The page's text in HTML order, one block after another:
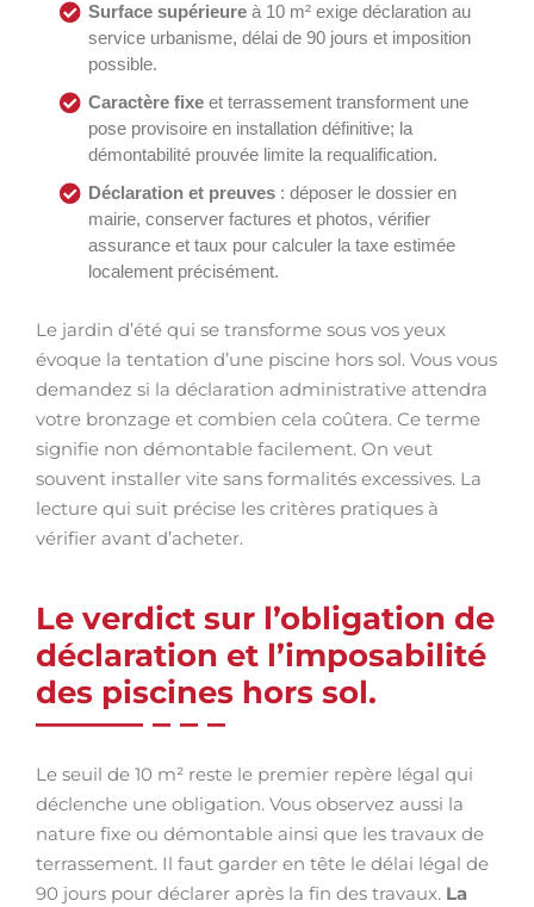
Surface supérieure à 10 m² exige déclaration au
service urbanisme, délai de 90 jours et imposition
possible.
Caractère fixe et terrassement transforment une
pose provisoire en installation définitive; la
démontabilité prouvée limite la requalification.
Déclaration et preuves : déposer le dossier en
mairie, conserver factures et photos, vérifier
assurance et taux pour calculer la taxe estimée
localement précisément.
Le jardin d’été qui se transforme sous vos yeux
évoque la tentation d’une piscine hors sol. Vous vous
demandez si la déclaration administrative attendra
votre bronzage et combien cela coûtera. Ce terme
signifie non démontable facilement. On veut
souvent installer vite sans formalités excessives. La
lecture qui suit précise les critères pratiques à
vérifier avant d’acheter.
Le verdict sur l’obligation de
déclaration et l’imposabilité
des piscines hors sol.
Le seuil de 10 m² reste le premier repère légal qui
déclenche une obligation. Vous observez aussi la
nature fixe ou démontable ainsi que les travaux de
terrassement. Il faut garder en tête le délai légal de
90 jours pour déclarer après la fin des travaux. La